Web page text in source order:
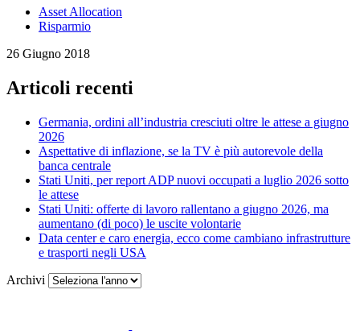
Asset Allocation
Risparmio
26 Giugno 2018
Articoli recenti
Germania, ordini all’industria cresciuti oltre le attese a giugno
2026
Aspettative di inflazione, se la TV è più autorevole della
banca centrale
Stati Uniti, per report ADP nuovi occupati a luglio 2026 sotto
le attese
Stati Uniti: offerte di lavoro rallentano a giugno 2026, ma
aumentano (di poco) le uscite volontarie
Data center e caro energia, ecco come cambiano infrastrutture
e trasporti negli USA
Archivi